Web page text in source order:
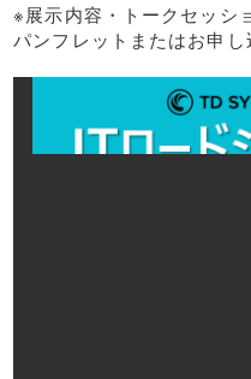
※展示内容・トークセッシ
パンフレットまたはお申し